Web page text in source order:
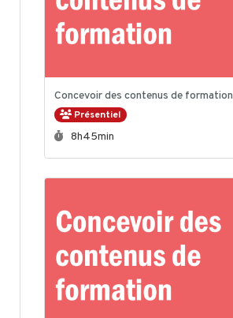
Concevoir des contenus de formation
Présentiel
Durée :
8h45min